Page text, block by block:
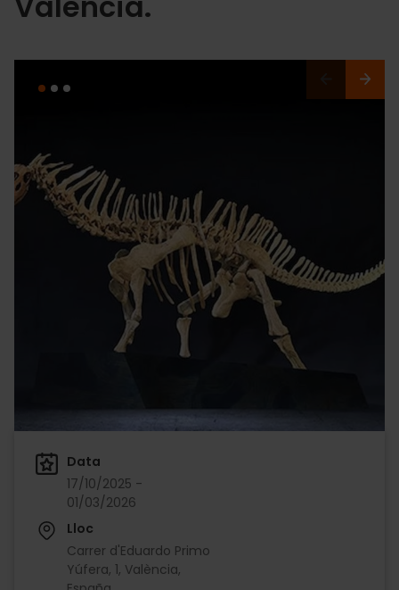
Data
17/10/2025 -
01/03/2026
Lloc
Carrer d'Eduardo Primo
Yúfera, 1, València,